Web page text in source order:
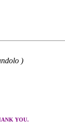
)
YOU.